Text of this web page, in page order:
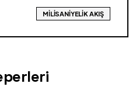
MILISANIYELIK AKIŞ